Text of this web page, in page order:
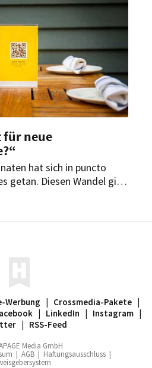
den vergangenen Monaten
für neue
hat sich in puncto
getan. Diesen Wandel gilt
Werbung | Crossmedia-Pakete |
| LinkedIn | Instagram |
| RSS-Feed
Media GmbH
| AGB | Haftungsausschluss |